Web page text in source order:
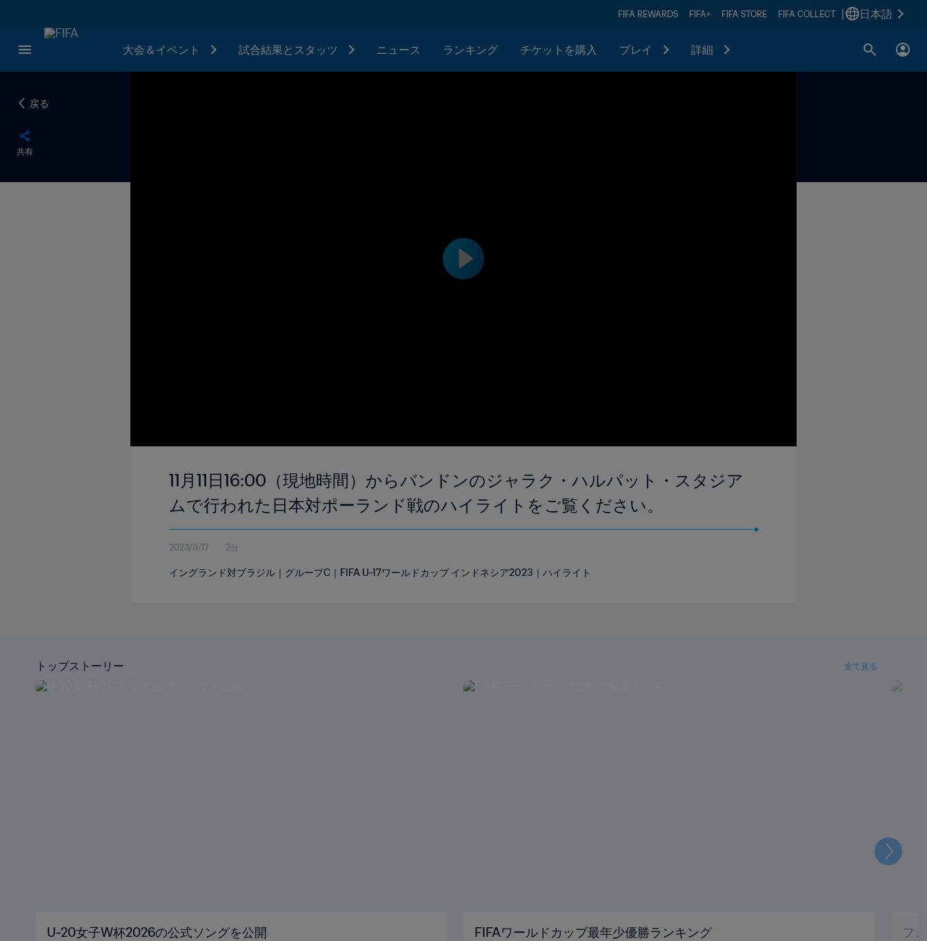
FIFA REWARDS FIFA+ FIFA STORE FIFA COLLECT 日本語
大会＆イベント 試合結果とスタッツ ニュース ランキング チケットを購入 プレイ 詳細
戻る
共有
11月11日16:00（現地時間）からバンドンのジャラク・ハルパット・スタジア
ムで行われた日本対ポーランド戦のハイライトをご覧ください。
2023/11/17 2分
イングランド対ブラジル｜グループC｜FIFA U-17ワールドカップ インドネシア2023｜ハイライト
トップストーリー 全て見る
U-20女子W杯2026の公式ソングを公開 FIFAワールドカップ最年少優勝ランキング フ
次